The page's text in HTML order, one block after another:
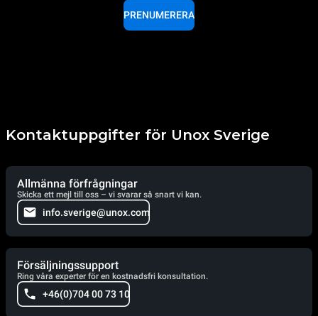
PRENUMERERA
Kontaktuppgifter för Unox Sverige
Allmänna förfrågningar
Skicka ett mejl till oss – vi svarar så snart vi kan.
info.sverige@unox.com
Försäljningssupport
Ring våra experter för en kostnadsfri konsultation.
+46(0)704 00 73 10